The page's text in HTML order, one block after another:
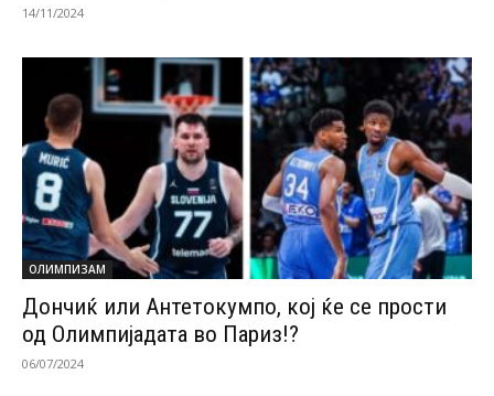
14/11/2024
ОЛИМПИЗАМ
Дончиќ или Антетокумпо, кој ќе се прости
од Олимпијадата во Париз!?
06/07/2024